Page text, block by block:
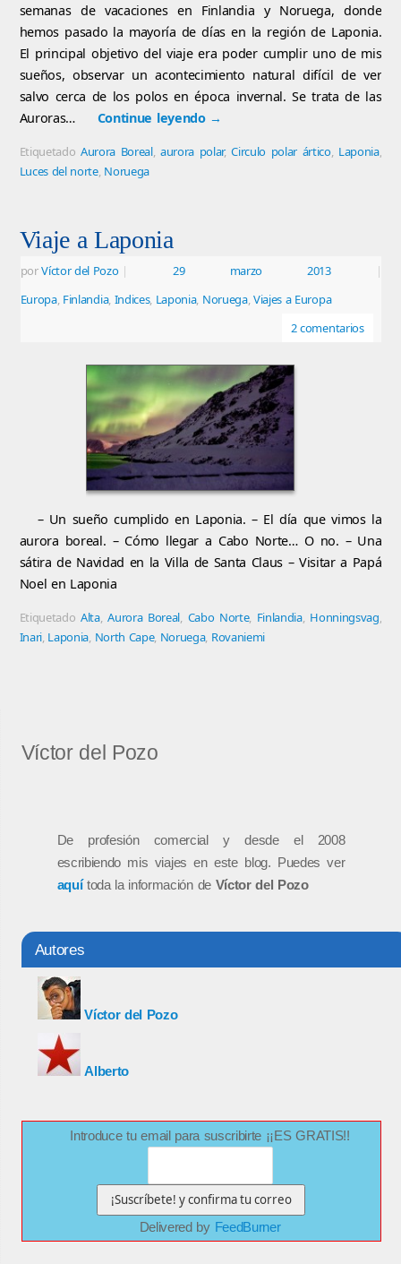
semanas de vacaciones en Finlandia y Noruega, donde
hemos pasado la mayoría de días en la región de Laponia.
El principal objetivo del viaje era poder cumplir uno de mis
sueños, observar un acontecimiento natural difícil de ver
salvo cerca de los polos en época invernal. Se trata de las
Auroras…
Continue leyendo →
Etiquetado Aurora Boreal, aurora polar,Circulo polar ártico, Laponia,
Luces del norte, Noruega
Viaje a Laponia
porVíctor del Pozo | 29 marzo 2013
|
Europa, Finlandia, Indices, Laponia, Noruega,Viajes a Europa
2 comentarios
– Un sueño cumplido en Laponia. – El día que vimos la
aurora boreal. – Cómo llegar a Cabo Norte… O no. – Una
sátira de Navidad en la Villa de Santa Claus – Visitar a Papá
Noel en Laponia
EtiquetadoAlta,Aurora Boreal, Cabo Norte, Finlandia, Honningsvag,
Inari, Laponia, North Cape, Noruega, Rovaniemi
Víctor del Pozo
De profesión comercial y desde el 2008
escribiendo mis viajes en este blog. Puedes ver
aquítoda la información de Víctor del Pozo
Autores
Víctor del Pozo
Alberto
Introduce tu email para suscribirte ¡¡ES GRATIS!!
Delivered by FeedBurner